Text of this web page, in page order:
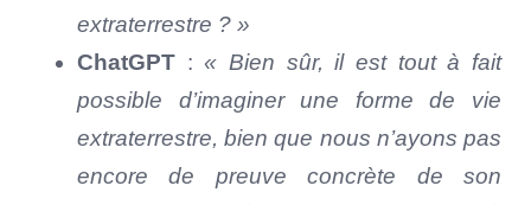
extraterrestre ? »
ChatGPT :« Bien sûr, il est tout à fait
possible d’imaginer une forme de vie
extraterrestre, bien que nous n’ayons pas
encore de preuve concrète de son